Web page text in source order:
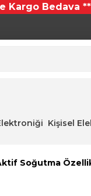
Kargo Bedava
Kişisel
Soğutma